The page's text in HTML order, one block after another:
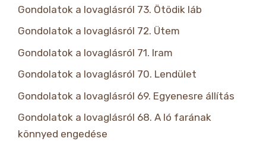
Gondolatok a lovaglásról 73. Ötödik láb
Gondolatok a lovaglásról 72. Ütem
Gondolatok a lovaglásról 71. Iram
Gondolatok a lovaglásról 70. Lendület
Gondolatok a lovaglásról 69. Egyenesre állítás
Gondolatok a lovaglásról 68. A ló farának
könnyed engedése